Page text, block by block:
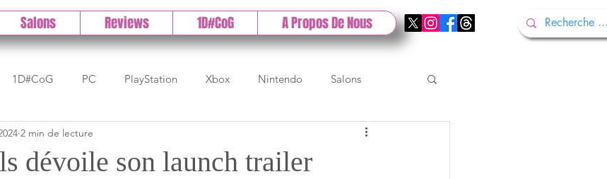
Salons Reviews 1D#CoG A Propos De Nous
1D#CoG PC PlayStation Xbox Nintendo Salons
Test indé DLC Gamescom
dévoile son launch trailer
2 min de lecture